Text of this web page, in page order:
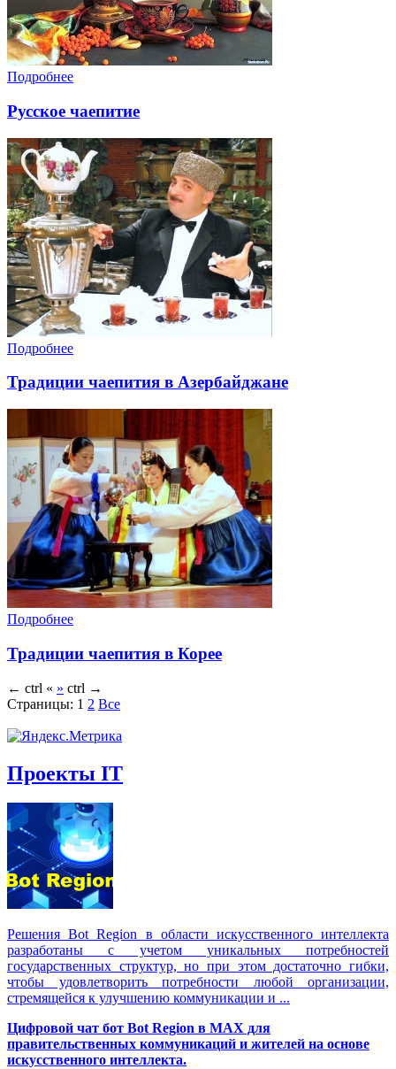
Подробнее
Русское чаепитие
Подробнее
Традиции чаепития в Азербайджане
Подробнее
Традиции чаепития в Корее
← ctrl « » ctrl →
Страницы: 1 2 Все
Проекты IT
Решения Вot Region в области искусственного интеллекта
разработаны с учетом уникальных потребностей
государственных структур, но при этом достаточно гибки,
чтобы удовлетворить потребности любой организации,
стремящейся к улучшению коммуникации и ...
Цифровой чат бот Вot Region в MAX для
правительственных коммуникаций и жителей на основе
искусственного интеллекта.